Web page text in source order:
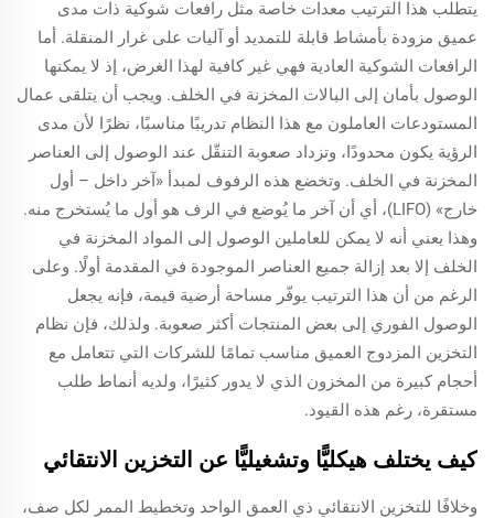
يتطلب هذا الترتيب معدات خاصة مثل رافعات شوكية ذات مدى
عميق مزودة بأمشاط قابلة للتمديد أو آليات على غرار المنقلة. أما
الرافعات الشوكية العادية فهي غير كافية لهذا الغرض، إذ لا يمكنها
الوصول بأمان إلى البالات المخزنة في الخلف. ويجب أن يتلقى عمال
المستودعات العاملون مع هذا النظام تدريبًا مناسبًا، نظرًا لأن مدى
الرؤية يكون محدودًا، وتزداد صعوبة التنقّل عند الوصول إلى العناصر
المخزنة في الخلف. وتخضع هذه الرفوف لمبدأ «آخر داخل – أول
خارج» (LIFO)، أي أن آخر ما يُوضع في الرف هو أول ما يُستخرج منه.
وهذا يعني أنه لا يمكن للعاملين الوصول إلى المواد المخزنة في
الخلف إلا بعد إزالة جميع العناصر الموجودة في المقدمة أولًا. وعلى
الرغم من أن هذا الترتيب يوفّر مساحة أرضية قيمة، فإنه يجعل
الوصول الفوري إلى بعض المنتجات أكثر صعوبة. ولذلك، فإن نظام
التخزين المزدوج العميق مناسب تمامًا للشركات التي تتعامل مع
أحجام كبيرة من المخزون الذي لا يدور كثيرًا، ولديه أنماط طلب
مستقرة، رغم هذه القيود.
كيف يختلف هيكليًّا وتشغيليًّا عن التخزين الانتقائي
وخلافًا للتخزين الانتقائي ذي العمق الواحد وتخطيط الممر لكل صف،